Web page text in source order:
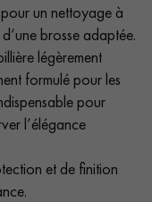
un nettoyage à
brosse adaptée.
légèrement
formulé pour les
pour
l’élégance
et de finition